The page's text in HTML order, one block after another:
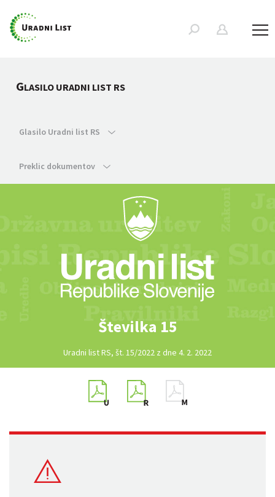
GLASILO URADNI LIST RS
Glasilo Uradni list RS
Preklic dokumentov
Številka 15
Uradni list RS, št. 15/2022 z dne 4. 2. 2022